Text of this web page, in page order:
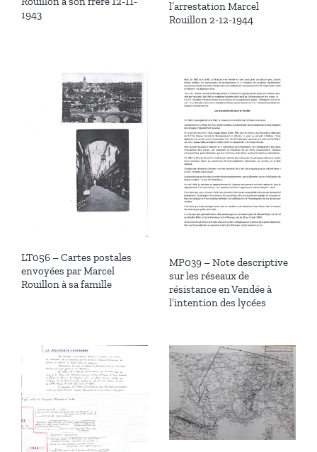
1943
l’arrestation Marcel
Rouillon 2-12-1944
LT056 – Cartes postales
envoyées par Marcel
Rouillon à sa famille
MP039 – Note descriptive
sur les réseaux de
résistance en Vendée à
l’intention des lycées